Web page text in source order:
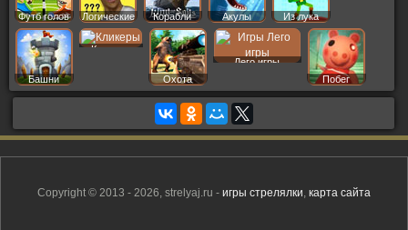
Футб голов Логические Корабли Акулы Из лука
Башни
Кликеры
Охота
Лего игры
Побег
Copyright © 2013 - 2026, strelyaj.ru - игры стрелялки карта сайта